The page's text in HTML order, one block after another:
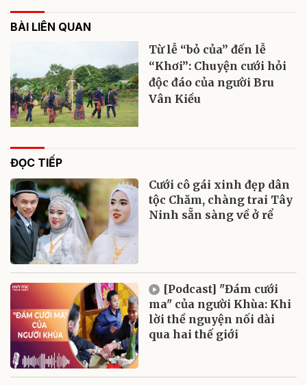
BÀI LIÊN QUAN
Từ lễ “bỏ của” đến lễ
“Khơi”: Chuyện cưới hỏi
độc đáo của người Bru
Vân Kiều
ĐỌC TIẾP
Cưới cô gái xinh đẹp dân
tộc Chăm, chàng trai Tây
Ninh sẵn sàng về ở rể
[Podcast] "Đám cưới
ma" của người Khùa: Khi
lời thề nguyện nối dài
qua hai thế giới